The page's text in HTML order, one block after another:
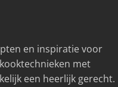
en inspiratie voor
met
een heerlijk gerecht.